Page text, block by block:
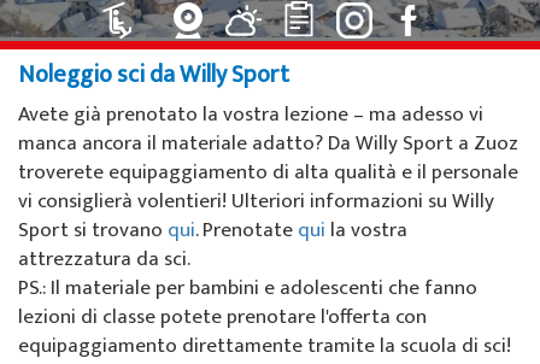
Lezioni di sci per bambini
Lezioni di SB per bambini
Lezioni per adulti
Lezioni private
Offerte speciali
Eventi per gruppi
Snowli Kids Village
Lezioni per bambini
Lezioni private
Noleggio sci da Willy Sport
Noleggio sci da Colani
Abbonamenti sci a La Punt
Scuola di bike
Buoni
Zone sciistiche
Zuoz
La Punt
Chi siamo
Sulla scuola di sci
Squadra
Noleggio sci da Willy Sport
Avete già prenotato la vostra lezione ­­– ma adesso vi
manca ancora il materiale adatto? Da Willy Sport a Zuoz
troverete equipaggiamento di alta qualità e il personale
vi consiglierà volentieri! Ulteriori informazioni su Willy
Sport si trovano qui. Prenotatequi la vostra
attrezzatura da sci.
PS.: Il materiale per bambini e adolescenti che fanno
lezioni di classe potete prenotare l'offerta con
equipaggiamento direttamente tramite la scuola di sci!